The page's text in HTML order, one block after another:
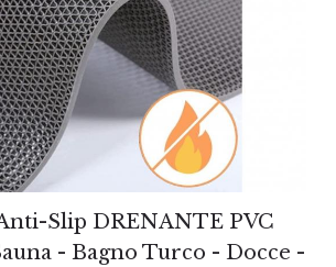
Slip DRENANTE PVC
- Bagno Turco - Docce -